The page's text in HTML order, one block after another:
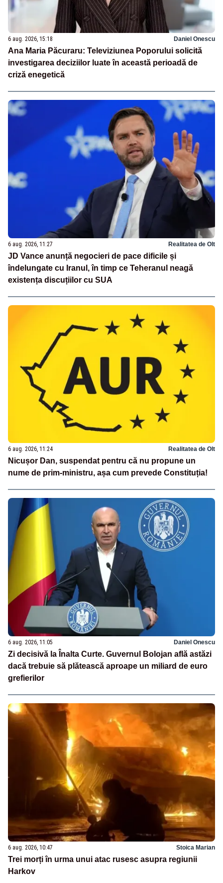
6 aug. 2026, 15:18 Daniel Onescu
Ana Maria Păcuraru: Televiziunea Poporului solicită
investigarea deciziilor luate în această perioadă de
criză enegetică
6 aug. 2026, 11:27 Realitatea de Olt
JD Vance anunță negocieri de pace dificile și
îndelungate cu Iranul, în timp ce Teheranul neagă
existența discuțiilor cu SUA
6 aug. 2026, 11:24 Realitatea de Olt
Nicușor Dan, suspendat pentru că nu propune un
nume de prim-ministru, așa cum prevede Constituția!
6 aug. 2026, 11:05 Daniel Onescu
Zi decisivă la Înalta Curte. Guvernul Bolojan află astăzi
dacă trebuie să plătească aproape un miliard de euro
grefierilor
6 aug. 2026, 10:47 Stoica Marian
Trei morți în urma unui atac rusesc asupra regiunii
Harkov